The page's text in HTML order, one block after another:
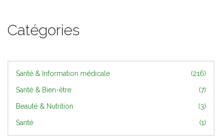
Catégories
Santé & Information médicale (216)
Santé & Bien-être (7)
Beauté & Nutrition (3)
Santé (1)